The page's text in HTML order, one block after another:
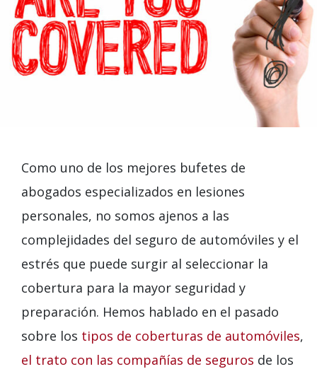
Como uno de los mejores bufetes de
abogados especializados en lesiones
personales, no somos ajenos a las
complejidades del seguro de automóviles y el
estrés que puede surgir al seleccionar la
cobertura para la mayor seguridad y
preparación. Hemos hablado en el pasado
sobre los tipos de coberturas de automóviles,
el trato con las compañías de seguros de los